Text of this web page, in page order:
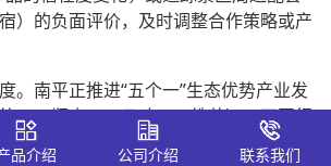
）的负面评价，及时调整合作策略或产
。南平正推进“五个一”生态优势产业发
、一瓶水、一只鸡、一株药），不同行
差异显著。制造业企业需聚焦产业链协
品介绍 公司介绍 联系我们